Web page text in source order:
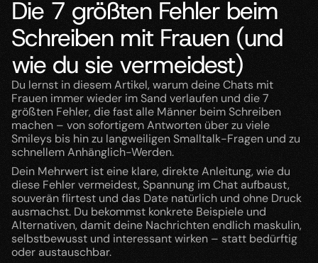
Die 7 größten Fehler beim
Schreiben mit Frauen (und
wie du sie vermeidest)
Du lernst in diesem Artikel, warum deine Chats mit
Frauen immer wieder im Sand verlaufen und die 7
größten Fehler, die fast alle Männer beim Schreiben
machen – von sofortigem Antworten über zu viele
Smileys bis hin zu langweiligen Smalltalk-Fragen und zu
schnellem Anhänglich-Werden.
Dein Mehrwert ist eine klare, direkte Anleitung, wie du
diese Fehler vermeidest, Spannung im Chat aufbaust,
souverän flirtest und das Date natürlich und ohne Druck
ausmachst. Du bekommst konkrete Beispiele und
Alternativen, damit deine Nachrichten endlich maskulin,
selbstbewusst und interessant wirken – statt bedürftig
oder austauschbar.